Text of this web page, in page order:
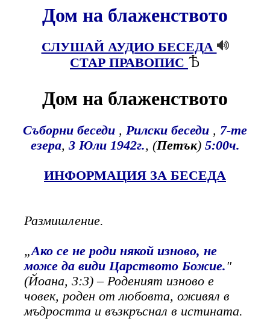
Дом на блаженството
СЛУШАЙ АУДИО БЕСЕДА
СТАР ПРАВОПИС
Дом на блаженството
Съборни беседи , Рилски беседи , 7-те
езера, 3 Юли 1942г., (Петък) 5:00ч.
ИНФОРМАЦИЯ ЗА БЕСЕДА
Размишление.
„Ако се не роди някой изново, не
може да види Царството Божие."
(Йоана, 3:3) – Роденият изново е
човек, роден от любовта, оживял в
мъдростта и възкръснал в истината.